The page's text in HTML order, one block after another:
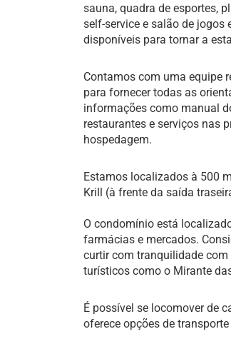
sauna, quadra de esportes,
self-service e salão de
disponíveis para tornar a
Contamos com uma equipe
para fornecer todas as
informações como manual
restaurantes e serviços nas
hospedagem.
Estamos localizados à 500
Krill (à frente da saída
O condomínio está
farmácias e mercados.
curtir com tranquilidade
turísticos como o Mirante
É possível se locomover de
oferece opções de